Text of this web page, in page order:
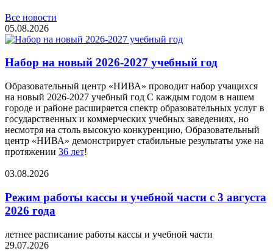
Все новости
05.08.2026
Набор на новый 2026-2027 учебный год
Образовательный центр «НИВА» проводит набор учащихся
на новый 2026-2027 учебный год С каждым годом в нашем
городе и районе расширяется спектр образовательных услуг в
государственных и коммерческих учебных заведениях, но
несмотря на столь высокую конкуренцию, Образовательный
центр «НИВА» демонстрирует стабильные результаты уже на
протяжении 36 лет!
03.08.2026
Режим работы кассы и учебной части с 3 августа
2026 года
летнее расписание работы кассы и учебной части
29.07.2026